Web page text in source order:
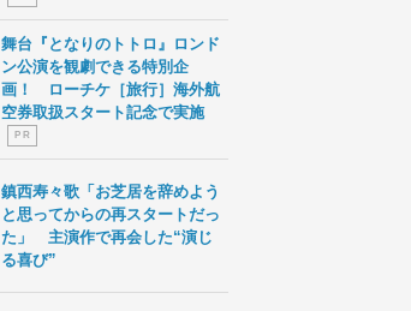
舞台『となりのトトロ』ロンド
ン公演を観劇できる特別企
画！ ローチケ［旅行］海外航
空券取扱スタート記念で実施
P R
鎮西寿々歌「お芝居を辞めよう
と思ってからの再スタートだっ
た」 主演作で再会した“演じ
る喜び”